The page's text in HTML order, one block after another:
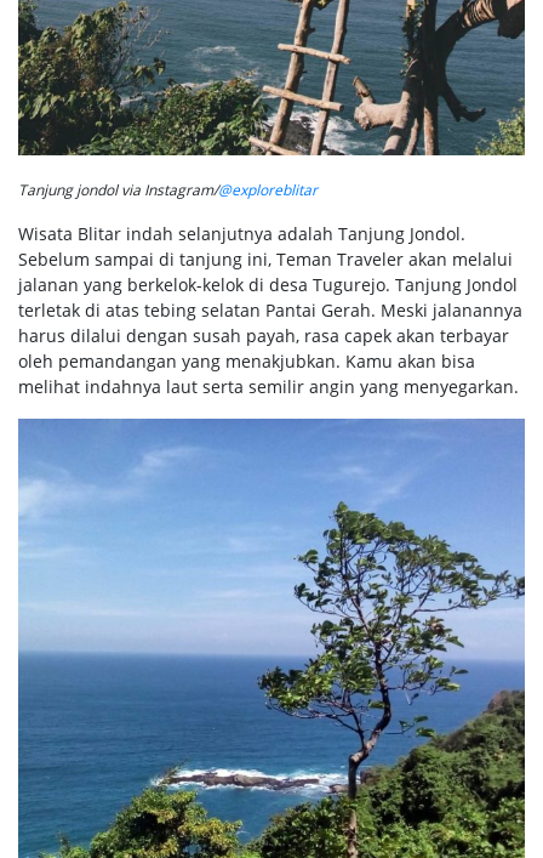
Tanjung jondol via Instagram/@exploreblitar
Wisata Blitar indah selanjutnya adalah Tanjung Jondol.
Sebelum sampai di tanjung ini, Teman Traveler akan melalui
jalanan yang berkelok-kelok di desa Tugurejo. Tanjung Jondol
terletak di atas tebing selatan Pantai Gerah. Meski jalanannya
harus dilalui dengan susah payah, rasa capek akan terbayar
oleh pemandangan yang menakjubkan. Kamu akan bisa
melihat indahnya laut serta semilir angin yang menyegarkan.